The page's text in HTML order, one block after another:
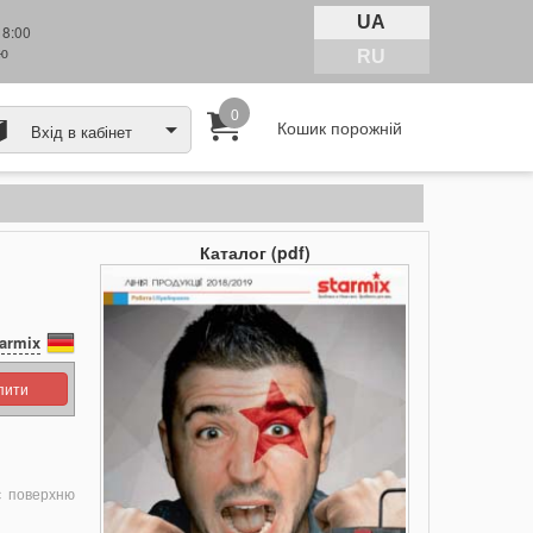
UA
RU
Вхід в кабінет
0 Кошик порожній
поверхню
Каталог (pdf)